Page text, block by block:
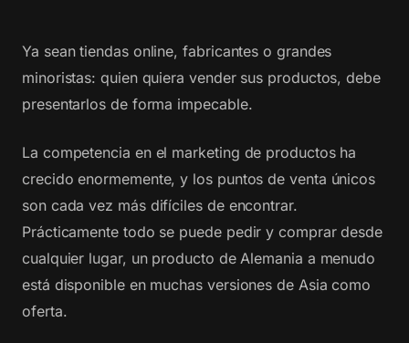
Ya sean tiendas online, fabricantes o grandes
minoristas: quien quiera vender sus productos, debe
presentarlos de forma impecable.
La competencia en el marketing de productos ha
crecido enormemente, y los puntos de venta únicos
son cada vez más difíciles de encontrar.
Prácticamente todo se puede pedir y comprar desde
cualquier lugar, un producto de Alemania a menudo
está disponible en muchas versiones de Asia como
oferta.